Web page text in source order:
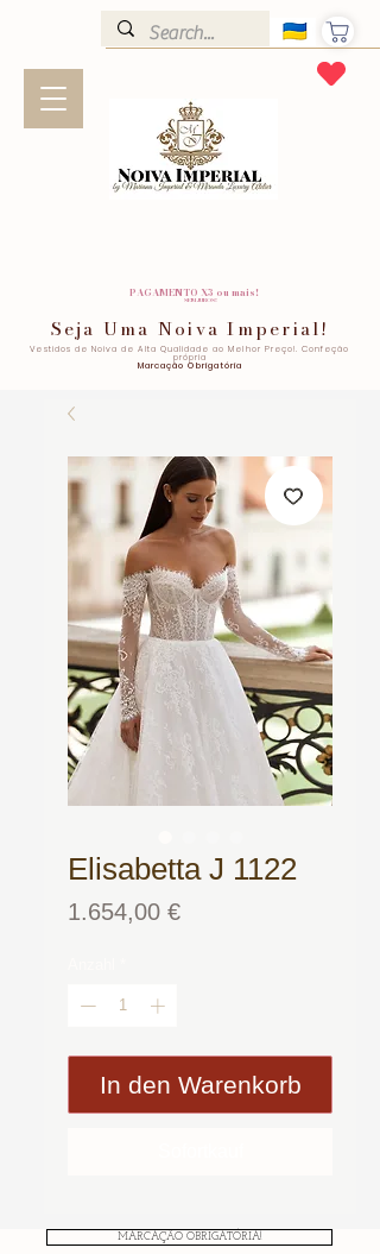
PAGAMENTO X3 ou mais!
SEM JUROS!
Seja Uma Noiva Imperial!
Vestidos de Noiva de Alta Qualidade ao Melhor Preço!. Confeção
própria
Marcação Obrigatória
Elisabetta J 1122
1.654,00 €Preis
In den Warenkorb
MARCAÇÃO OBRIGATÓRIA!